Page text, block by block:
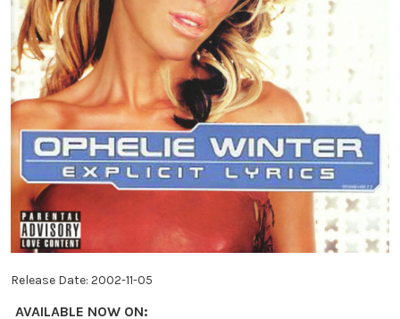
Release Date: 2002-11-05
AVAILABLE NOW ON: